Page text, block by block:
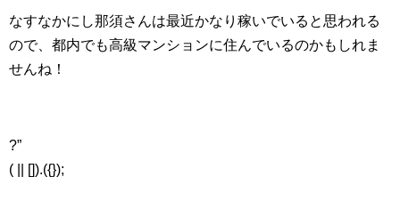
なすなかにし那須さんは最近かなり稼いでいると思われる
ので、都内でも高級マンションに住んでいるのかもしれま
せんね！
?”
( || []).({});